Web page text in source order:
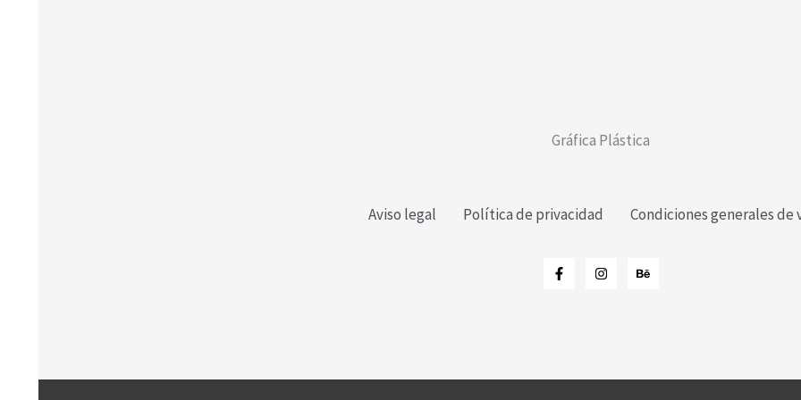
Gráfica Plástica
Aviso legal Política de privacidad Condiciones generales de